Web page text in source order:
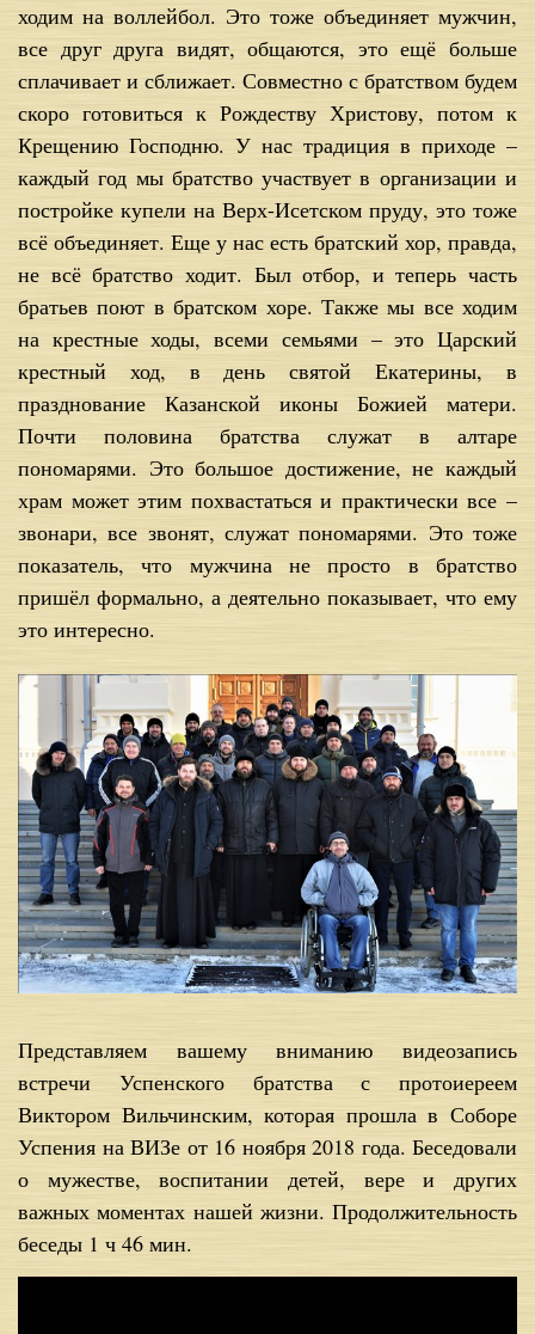
ходим на воллейбол. Это тоже объединяет мужчин,
все друг друга видят, общаются, это ещё больше
сплачивает и сближает. Совместно с братством будем
скоро готовиться к Рождеству Христову, потом к
Крещению Господню. У нас традиция в приходе –
каждый год мы братство участвует в организации и
постройке купели на Верх-Исетском пруду, это тоже
всё объединяет. Еще у нас есть братский хор, правда,
не всё братство ходит. Был отбор, и теперь часть
братьев поют в братском хоре. Также мы все ходим
на крестные ходы, всеми семьями – это Царский
крестный ход, в день святой Екатерины, в
празднование Казанской иконы Божией матери.
Почти половина братства служат в алтаре
пономарями. Это большое достижение, не каждый
храм может этим похвастаться и практически все –
звонари, все звонят, служат пономарями. Это тоже
показатель, что мужчина не просто в братство
пришёл формально, а деятельно показывает, что ему
это интересно.
Представляем вашему вниманию видеозапись
встречи Успенского братства с протоиереем
Виктором Вильчинским, которая прошла в Соборе
Успения на ВИЗе от 16 ноября 2018 года. Беседовали
о мужестве, воспитании детей, вере и других
важных моментах нашей жизни. Продолжительность
беседы 1 ч 46 мин.